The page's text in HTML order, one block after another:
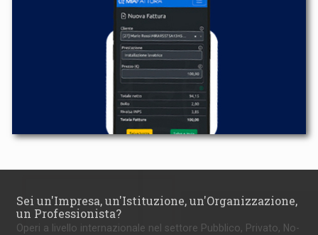
Sei un'Impresa, un'Istituzione, un'Organizzazione,
un Professionista?
Operi a livello internazionale nel settore Pubblico, Privato, No-